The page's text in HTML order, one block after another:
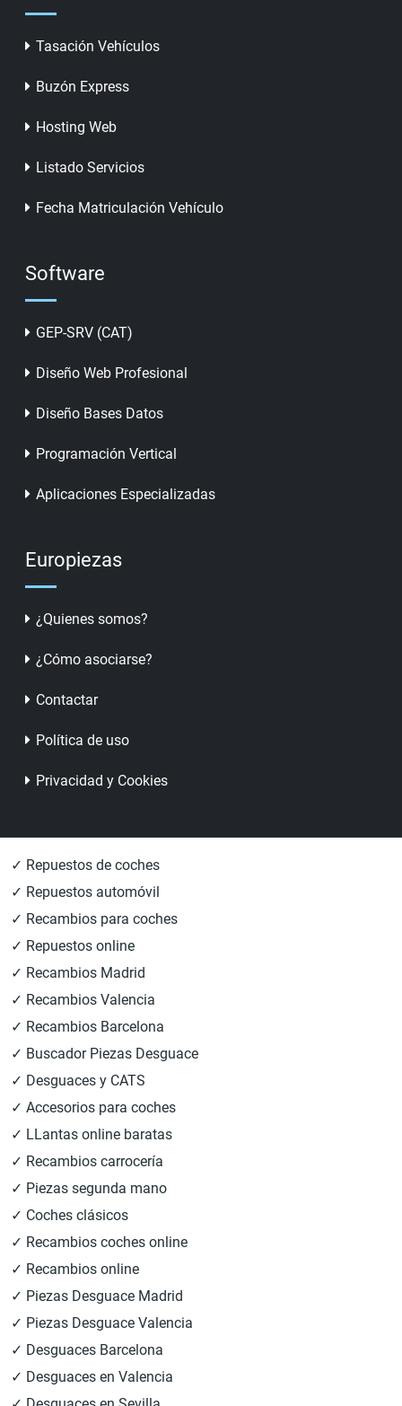
Tasación Vehículos
Buzón Express
Hosting Web
Listado Servicios
Fecha Matriculación Vehículo
Software
GEP-SRV (CAT)
Diseño Web Profesional
Diseño Bases Datos
Programación Vertical
Aplicaciones Especializadas
Europiezas
¿Quienes somos?
¿Cómo asociarse?
Contactar
Política de uso
Privacidad y Cookies
✓ Repuestos de coches
✓ Repuestos automóvil
✓ Recambios para coches
✓ Repuestos online
✓ Recambios Madrid
✓ Recambios Valencia
✓ Recambios Barcelona
✓ Buscador Piezas Desguace
✓ Desguaces y CATS
✓ Accesorios para coches
✓ LLantas online baratas
✓ Recambios carrocería
✓ Piezas segunda mano
✓ Coches clásicos
✓ Recambios coches online
✓ Recambios online
✓ Piezas Desguace Madrid
✓ Piezas Desguace Valencia
✓ Desguaces Barcelona
✓ Desguaces en Valencia